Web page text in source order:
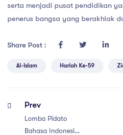
serta menjadi pusat pendidikan
penerus bangsa yang berakhlak
Share Post :
Al-Islam Harlah Ke-59
Prev
Lomba Pidato
Bahasa Indonesia